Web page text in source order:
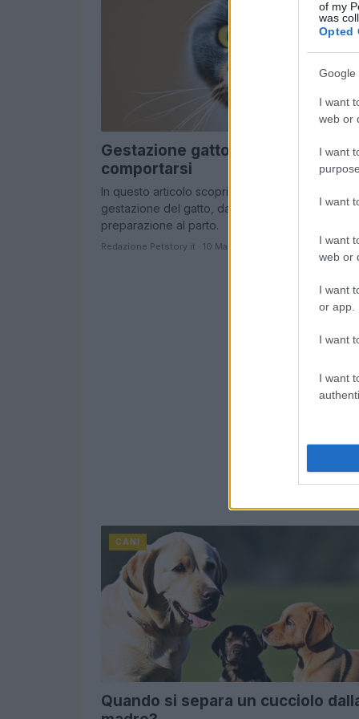
of my
was
Opted
Google
I want
web or
I want
I want
I want
web or
I want
or app.
I want
I want
Gestazione gatto: durata e come
comportarsi
In questo articolo scopriremo i dettagli sulla
gestazione del gatto, dai tempi di attesa alla
preparazione al parto.
Redazione Petstory.it · 10 Mag 2023
CANI
Quando si separa un cucciolo